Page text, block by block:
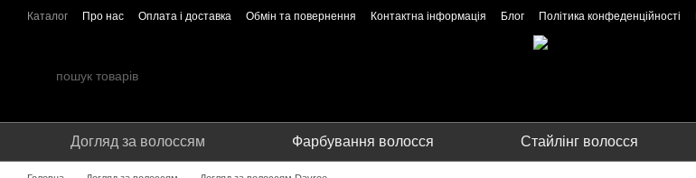
Перейти до основного контенту
Каталог Про нас Оплата і доставка Обмін та повернення Контактна інформація Блог Політика конфеденційності
Догляд за волоссям Фарбування волосся Стайлінг волосся